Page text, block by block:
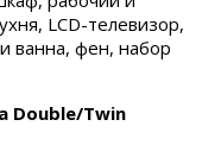
LCD-телевизор,
ванна, фен, набор
Double/Twin